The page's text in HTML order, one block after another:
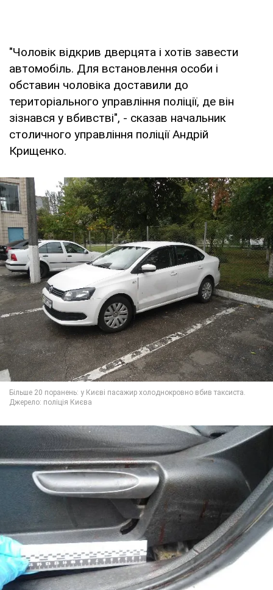
"Чоловік відкрив дверцята і хотів завести
автомобіль. Для встановлення особи і
обставин чоловіка доставили до
територіального управління поліції, де він
зізнався у вбивстві", - сказав начальник
столичного управління поліції Андрій
Крищенко.